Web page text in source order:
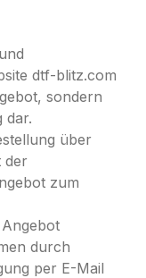
dtf-blitz.com
sondern
dar.
über
der
zum
durch
per E-Mail